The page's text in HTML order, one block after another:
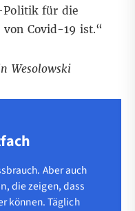
Politik für die
von Covid-19 ist.“
Wesolowski
Aber auch
die zeigen, dass
können. Täglich